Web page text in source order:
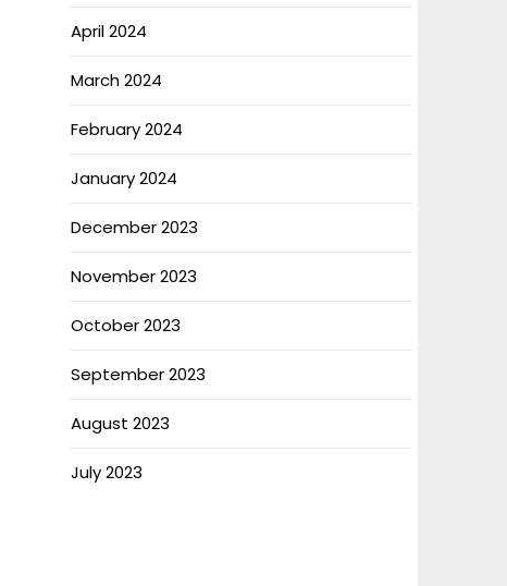
April 2024
March 2024
February 2024
January 2024
December 2023
November 2023
October 2023
September 2023
August 2023
July 2023